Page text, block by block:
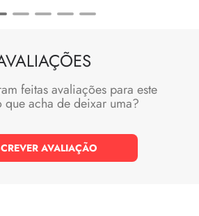
feitas avaliações para este
que acha de deixar uma?
AVALIAÇÃO